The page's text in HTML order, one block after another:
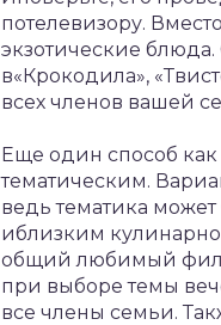
потелевизору.
экзотические
в«Крокодила»,
всех членов вашей
Еще один способ
тематическим.
ведь тематика
иблизким
общий любимый
при выборе темы
все члены семьи.